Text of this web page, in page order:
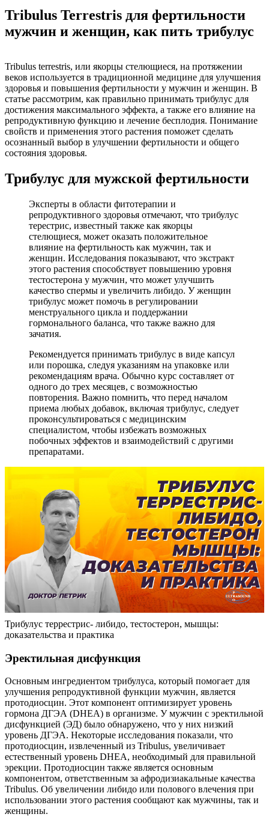
Tribulus Terrestris для фертильности
мужчин и женщин, как пить трибулус
Tribulus terrestris, или якорцы стелющиеся, на протяжении
веков используется в традиционной медицине для улучшения
здоровья и повышения фертильности у мужчин и женщин. В
статье рассмотрим, как правильно принимать трибулус для
достижения максимального эффекта, а также его влияние на
репродуктивную функцию и лечение бесплодия. Понимание
свойств и применения этого растения поможет сделать
осознанный выбор в улучшении фертильности и общего
состояния здоровья.
Трибулус для мужской фертильности
Эксперты в области фитотерапии и
репродуктивного здоровья отмечают, что трибулус
терестрис, известный также как якорцы
стелющиеся, может оказать положительное
влияние на фертильность как мужчин, так и
женщин. Исследования показывают, что экстракт
этого растения способствует повышению уровня
тестостерона у мужчин, что может улучшить
качество спермы и увеличить либидо. У женщин
трибулус может помочь в регулировании
менструального цикла и поддержании
гормонального баланса, что также важно для
зачатия.
Рекомендуется принимать трибулус в виде капсул
или порошка, следуя указаниям на упаковке или
рекомендациям врача. Обычно курс составляет от
одного до трех месяцев, с возможностью
повторения. Важно помнить, что перед началом
приема любых добавок, включая трибулус, следует
проконсультироваться с медицинским
специалистом, чтобы избежать возможных
побочных эффектов и взаимодействий с другими
препаратами.
Трибулус террестрис- либидо, тестостерон, мышцы:
доказательства и практика
Эректильная дисфункция
Основным ингредиентом трибулуса, который помогает для
улучшения репродуктивной функции мужчин, является
протодиосцин. Этот компонент оптимизирует уровень
гормона ДГЭА (DHEA) в организме. У мужчин с эректильной
дисфункцией (ЭД) было обнаружено, что у них низкий
уровень ДГЭА. Некоторые исследования показали, что
протодиосцин, извлеченный из Tribulus, увеличивает
естественный уровень DHEA, необходимый для правильной
эрекции. Протодиосцин также является основным
компонентом, ответственным за афродизиакальные качества
Tribulus. Об увеличении либидо или полового влечения при
использовании этого растения сообщают как мужчины, так и
женщины.